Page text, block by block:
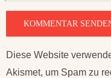
Akismet, um Spam zu
Erfahre, wie deine